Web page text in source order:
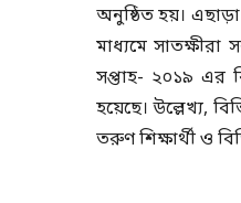
অনুষ্ঠিত হয়।
মাধ্যমে
সপ্তাহ- ২০১৯ এর
হয়েছে। উল্লেখ্য,
তরুণ শিক্ষার্থী ও